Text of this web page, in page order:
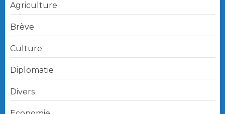
Agriculture
Brève
Culture
Diplomatie
Divers